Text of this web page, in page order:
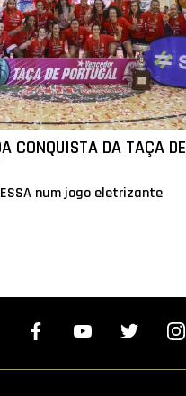
CONQUISTA DA TAÇA DE
num jogo eletrizante